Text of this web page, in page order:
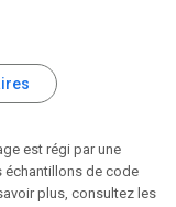
est régi par une
échantillons de code
plus, consultez les